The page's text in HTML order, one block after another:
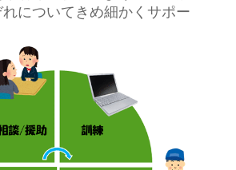
についてきめ細かくサポー